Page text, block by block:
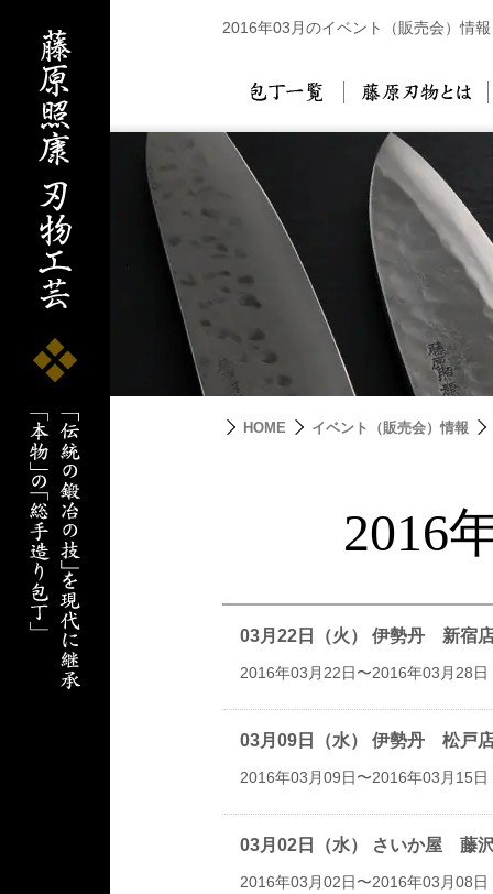
2016年03月のイベント（販売会）情報
包丁一覧
HOME イベント（販売会）情報
2016
03月22日（火） 伊勢丹 新宿
2016年03月22日〜2016年03月28日
03月09日（水） 伊勢丹 松戸
2016年03月09日〜2016年03月15日
03月02日（水） さいか屋
2016年03月02日〜2016年03月08日